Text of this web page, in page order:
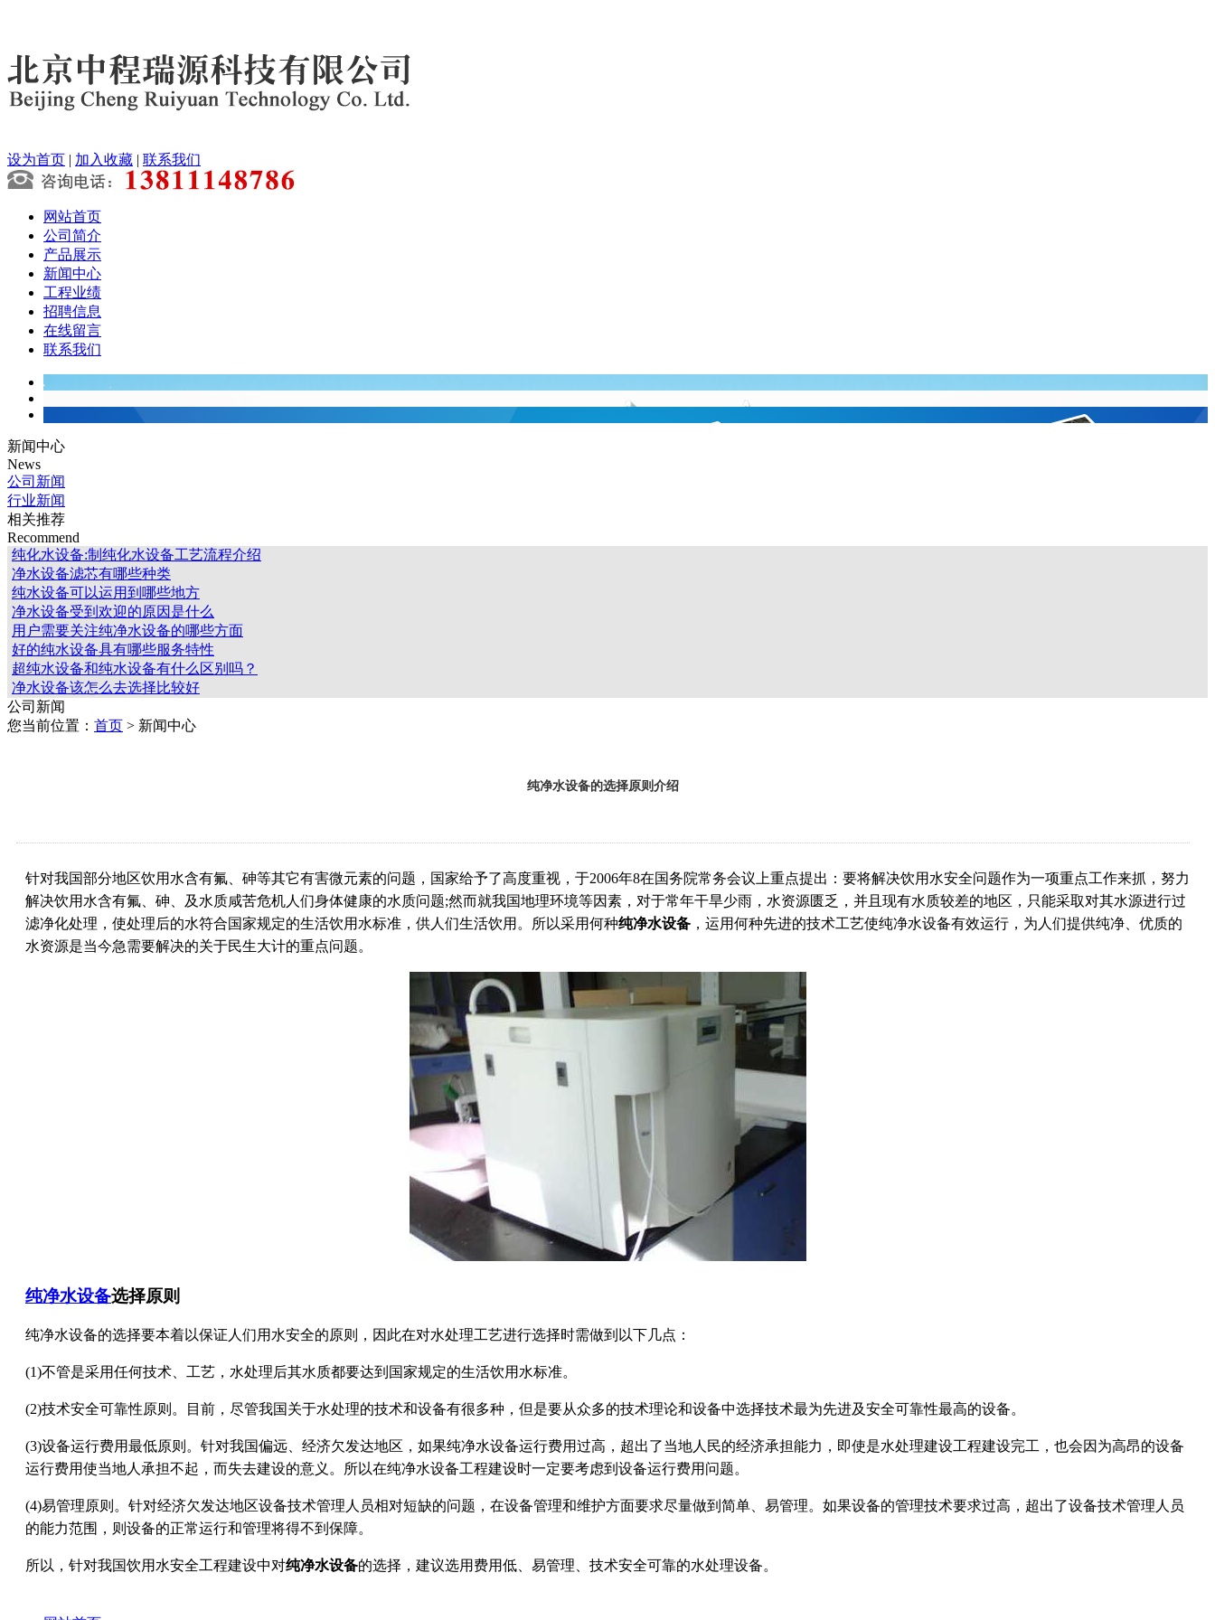
设为首页 | 加入收藏 | 联系我们
网站首页
公司简介
产品展示
新闻中心
工程业绩
招聘信息
在线留言
联系我们
新闻中心
News
公司新闻
行业新闻
相关推荐
Recommend
纯化水设备:制纯化水设备工艺流程介绍
净水设备滤芯有哪些种类
纯水设备可以运用到哪些地方
净水设备受到欢迎的原因是什么
用户需要关注纯净水设备的哪些方面
好的纯水设备具有哪些服务特性
超纯水设备和纯水设备有什么区别吗？
净水设备该怎么去选择比较好
公司新闻
您当前位置： 首页 > 新闻中心
纯净水设备的选择原则介绍
针对我国部分地区饮用水含有氟、砷等其它有害微元素的问题，国家给予了高度重视，于2006年8在国务院常务会议上重点提出：要将解决饮用水安全问题作为一项重点工作来抓，努力
解决饮用水含有氟、砷、及水质咸苦危机人们身体健康的水质问题;然而就我国地理环境等因素，对于常年干旱少雨，水资源匮乏，并且现有水质较差的地区，只能采取对其水源进行过
滤净化处理，使处理后的水符合国家规定的生活饮用水标准，供人们生活饮用。所以采用何种纯净水设备 ，运用何种先进的技术工艺使纯净水设备有效运行，为人们提供纯净、优质的
水资源是当今急需要解决的关于民生大计的重点问题。
纯净水设备选择原则
纯净水设备的选择要本着以保证人们用水安全的原则，因此在对水处理工艺进行选择时需做到以下几点：
(1)不管是采用任何技术、工艺，水处理后其水质都要达到国家规定的生活饮用水标准。
(2)技术安全可靠性原则。目前，尽管我国关于水处理的技术和设备有很多种，但是要从众多的技术理论和设备中选择技术最为先进及安全可靠性最高的设备。
(3)设备运行费用最低原则。针对我国偏远、经济欠发达地区，如果纯净水设备运行费用过高，超出了当地人民的经济承担能力，即使是水处理建设工程建设完工，也会因为高昂的设备
运行费用使当地人承担不起，而失去建设的意义。所以在纯净水设备工程建设时一定要考虑到设备运行费用问题。
(4)易管理原则。针对经济欠发达地区设备技术管理人员相对短缺的问题，在设备管理和维护方面要求尽量做到简单、易管理。如果设备的管理技术要求过高，超出了设备技术管理人员
的能力范围，则设备的正常运行和管理将得不到保障。
所以，针对我国饮用水安全工程建设中对纯净水设备的选择，建议选用费用低、易管理、技术安全可靠的水处理设备。